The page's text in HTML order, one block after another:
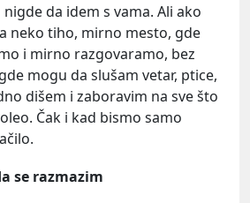
da idem s vama. Ali ako
neko tiho, mirno mesto, gde
i mirno razgovaramo, bez
mogu da slušam vetar, ptice,
dišem i zaboravim na sve što
Čak i kad bismo samo
se razmazim